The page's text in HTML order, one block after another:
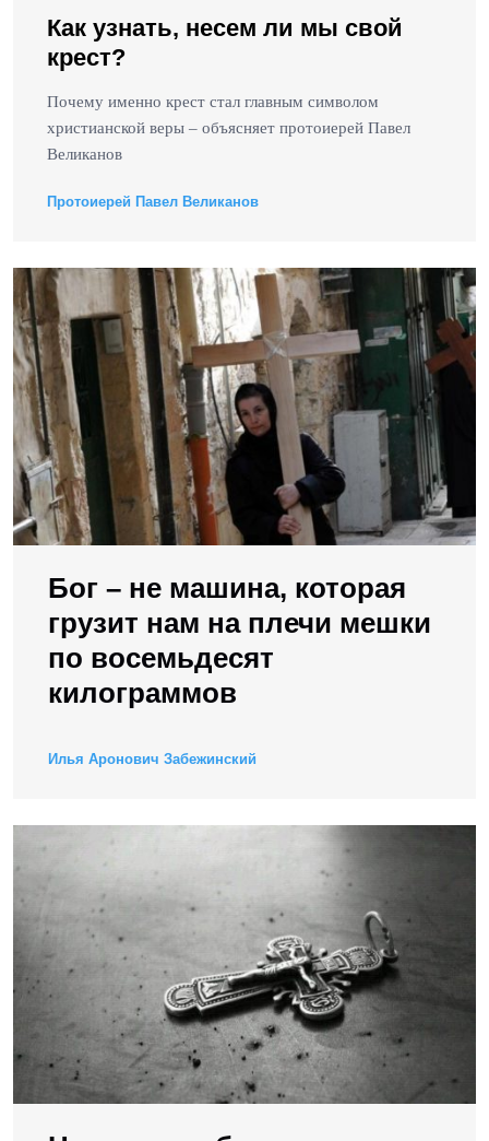
Как узнать, несем ли мы свой
крест?
Почему именно крест стал главным символом
христианской веры – объясняет протоиерей Павел
Великанов
Протоиерей Павел Великанов
Бог – не машина, которая
грузит нам на плечи мешки
по восемьдесят
килограммов
Илья Аронович Забежинский